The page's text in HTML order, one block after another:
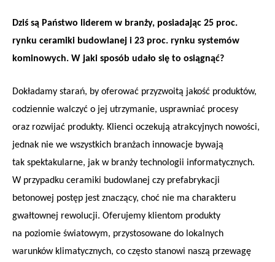
Dziś są Państwo liderem w branży, posiadając 25 proc.
rynku ceramiki budowlanej i 23 proc. rynku systemów
kominowych. W jaki sposób udało się to osiągnąć?
Dokładamy starań, by oferować przyzwoitą jakość produktów,
codziennie walczyć o jej utrzymanie, usprawniać procesy
oraz rozwijać produkty. Klienci oczekują atrakcyjnych nowości,
jednak nie we wszystkich branżach innowacje bywają
tak spektakularne, jak w branży technologii informatycznych.
W przypadku ceramiki budowlanej czy prefabrykacji
betonowej postęp jest znaczący, choć nie ma charakteru
gwałtownej rewolucji. Oferujemy klientom produkty
na poziomie światowym, przystosowane do lokalnych
warunków klimatycznych, co często stanowi naszą przewagę